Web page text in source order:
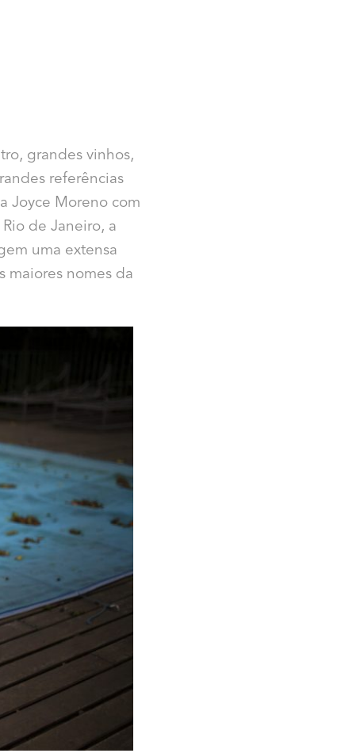
grandes vinhos,
referências
Joyce Moreno com
de Janeiro, a
uma extensa
maiores nomes da